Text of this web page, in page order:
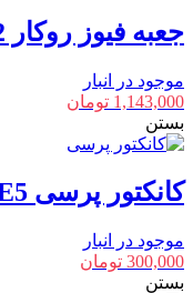
جعبه فیوز روکار 12 تایی ایرآل
موجود در انبار
1,143,000 تومان
بستن
کانکتور پرسی CE5
موجود در انبار
300,000 تومان
بستن